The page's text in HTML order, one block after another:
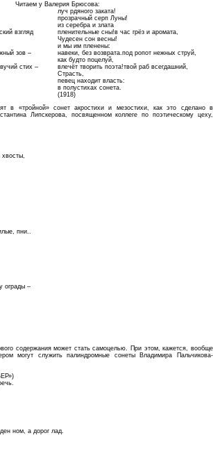
Читаем у Валерия Брюсова:
взгляд
зов –
стих –
луч рдяного заката!
прозрачный серп Луны!
из серебра и злата
пленительные сны!в час грёз и аромата,
Чудесен сон весны!
и мы им пленены:
навеки, без возврата.под ропот нежных струй,
как будто поцелуй,
влечёт творить поэта!твой раб всегдашний,
Страсть,
певец находит власть:
в полустихах сонета.
(1918)
в «тройной» сонет акростихи и мезостихи, как это сделано в
Липскерова, посвященном коллеге по поэтическому цеху,
хвосты,
пни..
ограды –
содержания может стать самоцелью. При этом, кажется, вообще
могут служить палиндромные сонеты Владимира Пальчикова-
ном, а дорог лад.